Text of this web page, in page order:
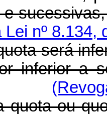
e
nº 8.134,
será
inferior a
quota ou